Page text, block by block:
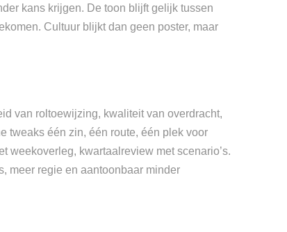
kans krijgen. De toon blijft gelijk tussen
Cultuur blijkt dan geen poster, maar
van roltoewijzing, kwaliteit van overdracht,
tweaks één zin, één route, één plek voor
weekoverleg, kwartaalreview met scenario’s.
meer regie en aantoonbaar minder